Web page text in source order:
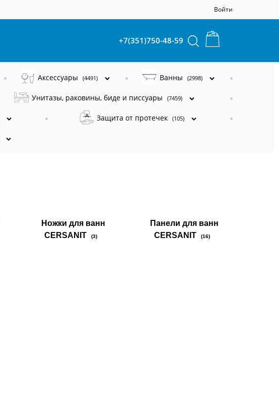
Войти
+7(351)750-48-59
Аксессуары (4491) Ванны (2998)
Унитазы, раковины, биде и писсуары (7459)
Защита от протечек (105)
Ножки для ванн
CERSANIT
(3)
Панели для ванн
CERSANIT
(16)